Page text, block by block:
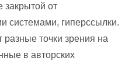
от
системами, гиперссылки.
точки зрения на
в авторских